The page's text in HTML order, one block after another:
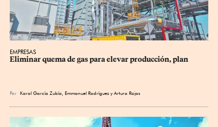
EMPRESAS
Eliminar quema de gas para elevar producción, plan
Por Karol García Zubía Emmanuel Rodríguez yArturo Rojas